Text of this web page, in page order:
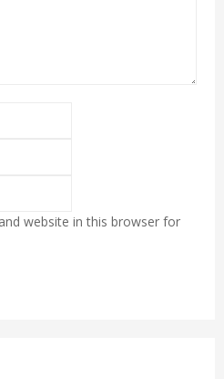
website in this browser for